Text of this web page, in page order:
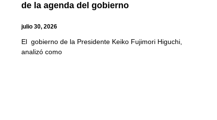
de la agenda del gobierno
julio 30, 2026
El gobierno de la Presidente Keiko Fujimori Higuchi,
analizó como